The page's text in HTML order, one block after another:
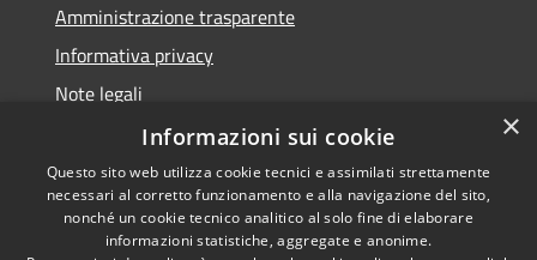
Amministrazione trasparente
Informativa privacy
Note legali
Dichiarazione di accessibilità
RSS Copyright © 2026 • Comune di
×
Informazioni sui cookie
Questo sito web utilizza cookie tecnici e assimilati strettamente
necessari al corretto funzionamento e alla navigazione del sito,
nonché un cookie tecnico analitico al solo fine di elaborare
informazioni statistiche, aggregate e anonime.